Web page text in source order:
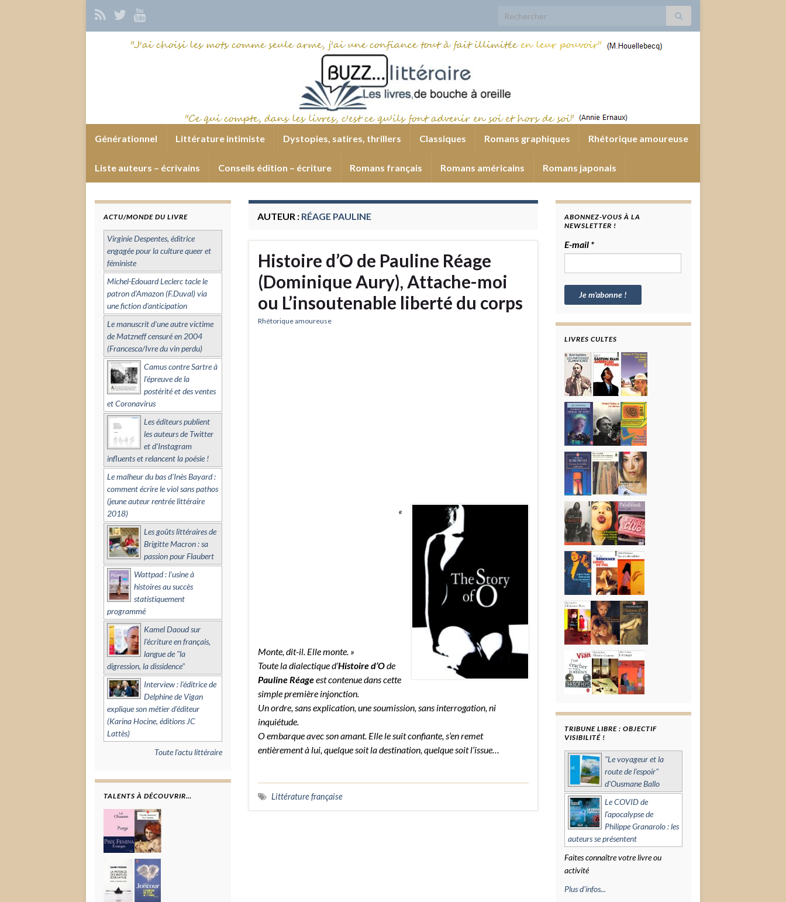
Search for:
Générationnel Littérature intimiste Dystopies, satires, thrillers Classiques Romans graphiques Rhétorique amoureuse
Liste auteurs – écrivains Conseils édition – écriture Romans français Romans américains Romans japonais
AUTEUR : RÉAGE PAULINE
Histoire d’O de Pauline Réage
(Dominique Aury), Attache-moi
ou L’insoutenable liberté du corps
Rhétorique amoureuse
«
Monte, dit-il. Elle monte. »
Toute la dialectique d’Histoire d’Ode
Pauline Réageest contenue dans cette
simple première injonction.
Un ordre, sans explication, une soumission, sans interrogation, ni
inquiétude.
O embarque avec son amant. Elle le suit confiante, s’en remet
entièrement à lui, quelque soit la destination, quelque soit l’issue…
Littérature française
ACTU/MONDE DU LIVRE
Virginie Despentes, éditrice
engagée pour la culture queer et
féministe
Michel-Edouard Leclerc tacle le
patron d'Amazon (F.Duval) via
une fiction d'anticipation
Le manuscrit d'une autre victime
de Matzneff censuré en 2004
(Francesca/Ivre du vin perdu)
Camus contre Sartre à
l'épreuve de la
postérité et des ventes
et Coronavirus
Les éditeurs publient
les auteurs de Twitter
et d'Instagram
influents et relancent la poésie !
Le malheur du bas d'Inès Bayard :
comment écrire le viol sans pathos
(jeune auteur rentrée littéraire
2018)
Les goûts littéraires de
Brigitte Macron : sa
passion pour Flaubert
Wattpad : l'usine à
histoires au succès
statistiquement
programmé
Kamel Daoud sur
l'écriture en français,
langue de "la
digression, la dissidence"
Interview : l'éditrice de
Delphine de Vigan
explique son métier d'éditeur
(Karina Hocine, éditions JC
Lattès)
Toute l'actu littéraire
TALENTS À DÉCOUVRIR…
ABONNEZ-VOUS À LA
NEWSLETTER !
E-mail *
LIVRES CULTES
TRIBUNE LIBRE : OBJECTIF
VISIBILITÉ !
"Le voyageur et la
route de l'espoir"
d'Ousmane Ballo
Le COVID de
l'apocalypse de
Philippe Granarolo : les
auteurs se présentent
Faites connaître votre livre ou
activité
Plus d'infos...